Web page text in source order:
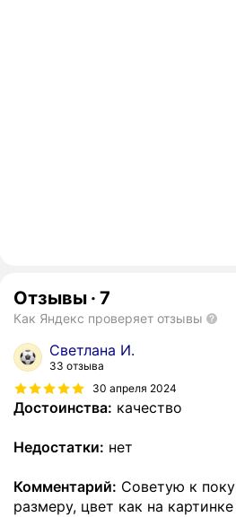
Отзывы · 7
Как Яндекс проверяет отзывы
Светлана И.
33 отзыва
30 апреля 2024
Достоинства: качество
Недостатки: нет
Комментарий: Советую к
размеру, цвет как на картинке